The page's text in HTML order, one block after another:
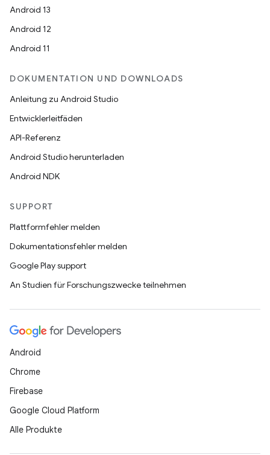
Android 13
Android 12
Android 11
DOKUMENTATION UND DOWNLOADS
Anleitung zu Android Studio
Entwicklerleitfäden
API-Referenz
Android Studio herunterladen
Android NDK
SUPPORT
Plattformfehler melden
Dokumentationsfehler melden
Google Play support
An Studien für Forschungszwecke teilnehmen
Android
Chrome
Firebase
Google Cloud Platform
Alle Produkte